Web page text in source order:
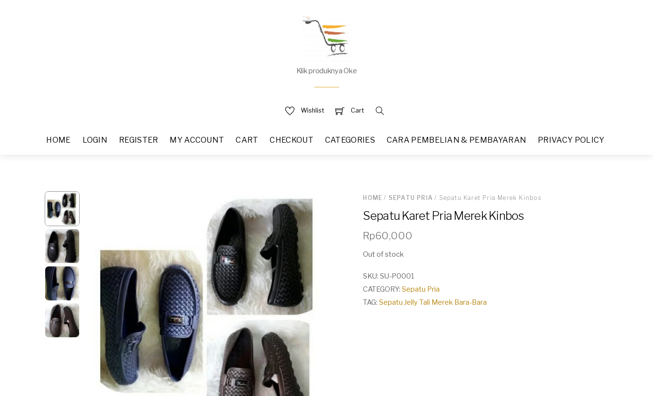
Klik produknya Oke
Wishlist Cart
HOME LOGIN REGISTER MY ACCOUNT CART CHECKOUT CATEGORIES CARA PEMBELIAN & PEMBAYARAN PRIVACY POLICY
HOME / SEPATU PRIA / Sepatu Karet Pria Merek Kinbos
Sepatu Karet Pria Merek Kinbos
Rp60,000
Out of stock
SKU:SU-P0001
CATEGORY:Sepatu Pria
TAG:Sepatu Jelly Tali Merek Bara-Bara